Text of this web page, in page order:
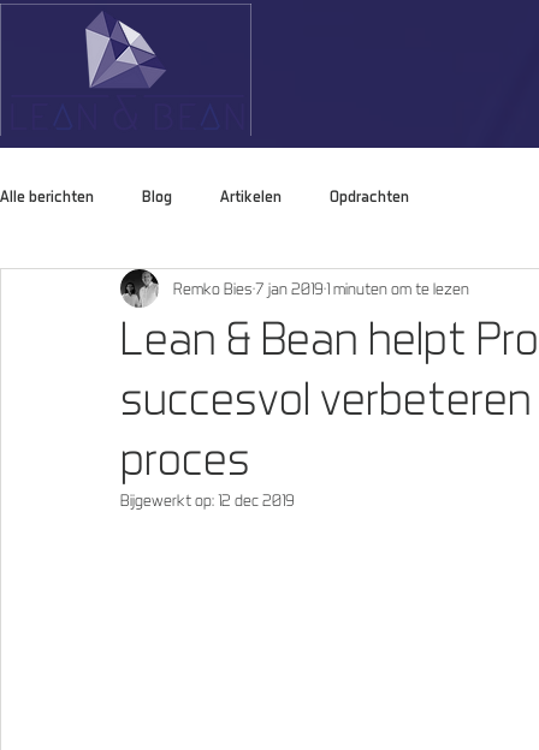
Alle berichten Blog Artikelen Opdrachten
Lean & Bean helpt
succesvol
proces
Remko Bies7 jan 20191 minuten om te lezen
Bijgewerkt op:12 dec 2019